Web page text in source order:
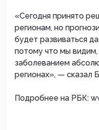
«Сегодня принято
регионам, но
будет развиваться
потому что мы видим,
заболеванием
регионах», — сказал
Подробнее на РБК: